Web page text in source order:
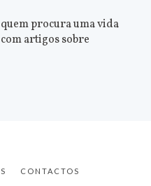
procura uma vida
artigos sobre
CONTACTOS